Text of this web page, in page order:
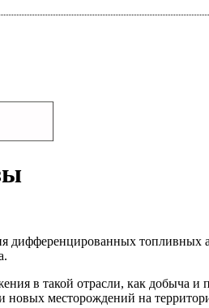
дифференцированных топливных
в такой отрасли, как добыча и
месторождений на